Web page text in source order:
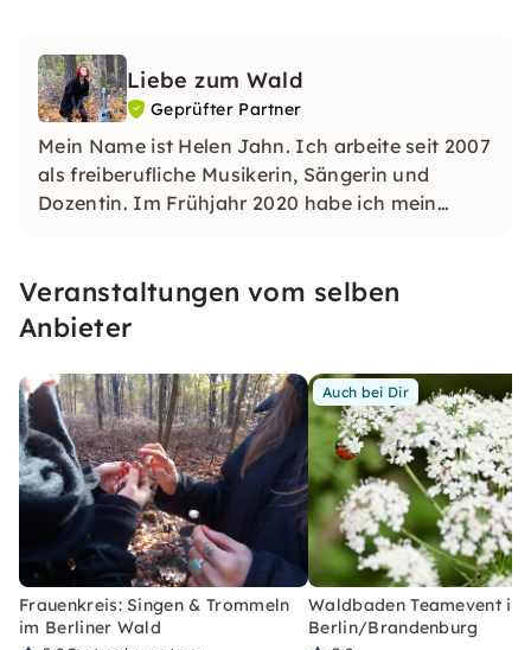
Liebe zum Wald
Geprüfter Partner
Mein Name ist Helen Jahn. Ich arbeite seit 2007
als freiberufliche Musikerin, Sängerin und
Dozentin. Im Frühjahr 2020 habe ich mein
der Natur verbunden.
Veranstaltungen vom selben
Anbieter
Frauenkreis: Singen & Trommeln
im Berliner Wald
Auch bei Dir
Waldbaden Teamevent in
Berlin/Brandenburg